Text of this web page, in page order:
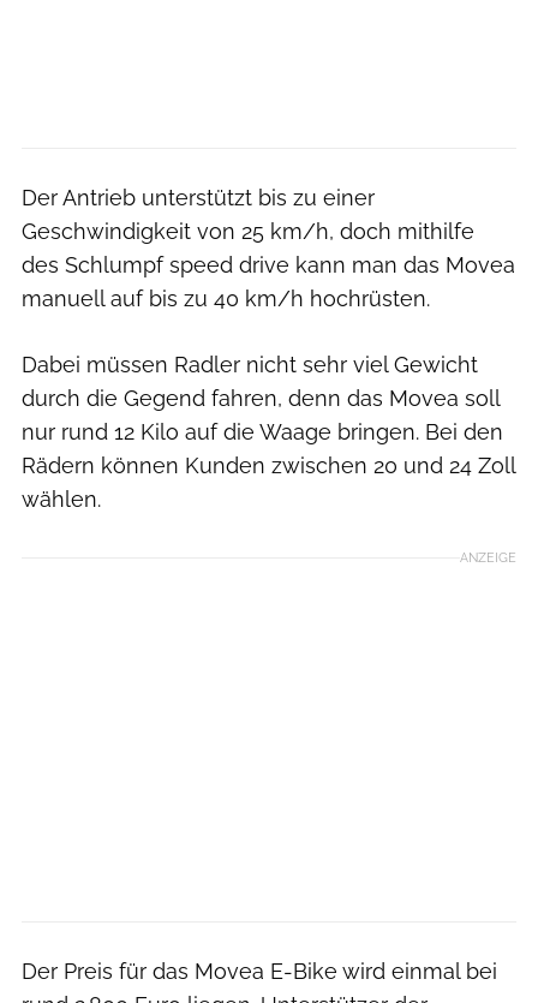
Der Antrieb unterstützt bis zu einer
Geschwindigkeit von 25 km/h, doch mithilfe
des Schlumpf speed drive kann man das Movea
manuell auf bis zu 40 km/h hochrüsten.
Dabei müssen Radler nicht sehr viel Gewicht
durch die Gegend fahren, denn das Movea soll
nur rund 12 Kilo auf die Waage bringen. Bei den
Rädern können Kunden zwischen 20 und 24 Zoll
wählen.
ANZEIGE
Der Preis für das Movea E-Bike wird einmal bei